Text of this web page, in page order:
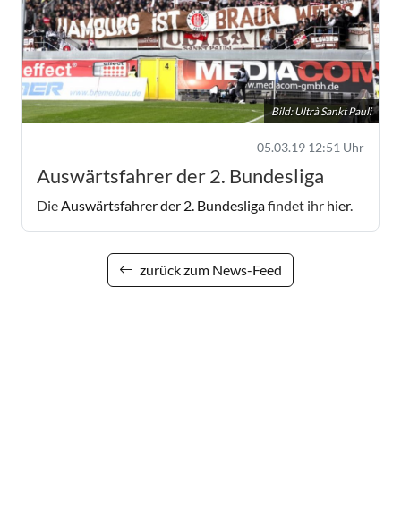
Bild: Ultrà Sankt Pauli
05.03.19 12:51 Uhr
Auswärtsfahrer der 2. Bundesliga
DieAuswärtsfahrer der 2. Bundesligafindet ihr hier.
zurück zum News-Feed